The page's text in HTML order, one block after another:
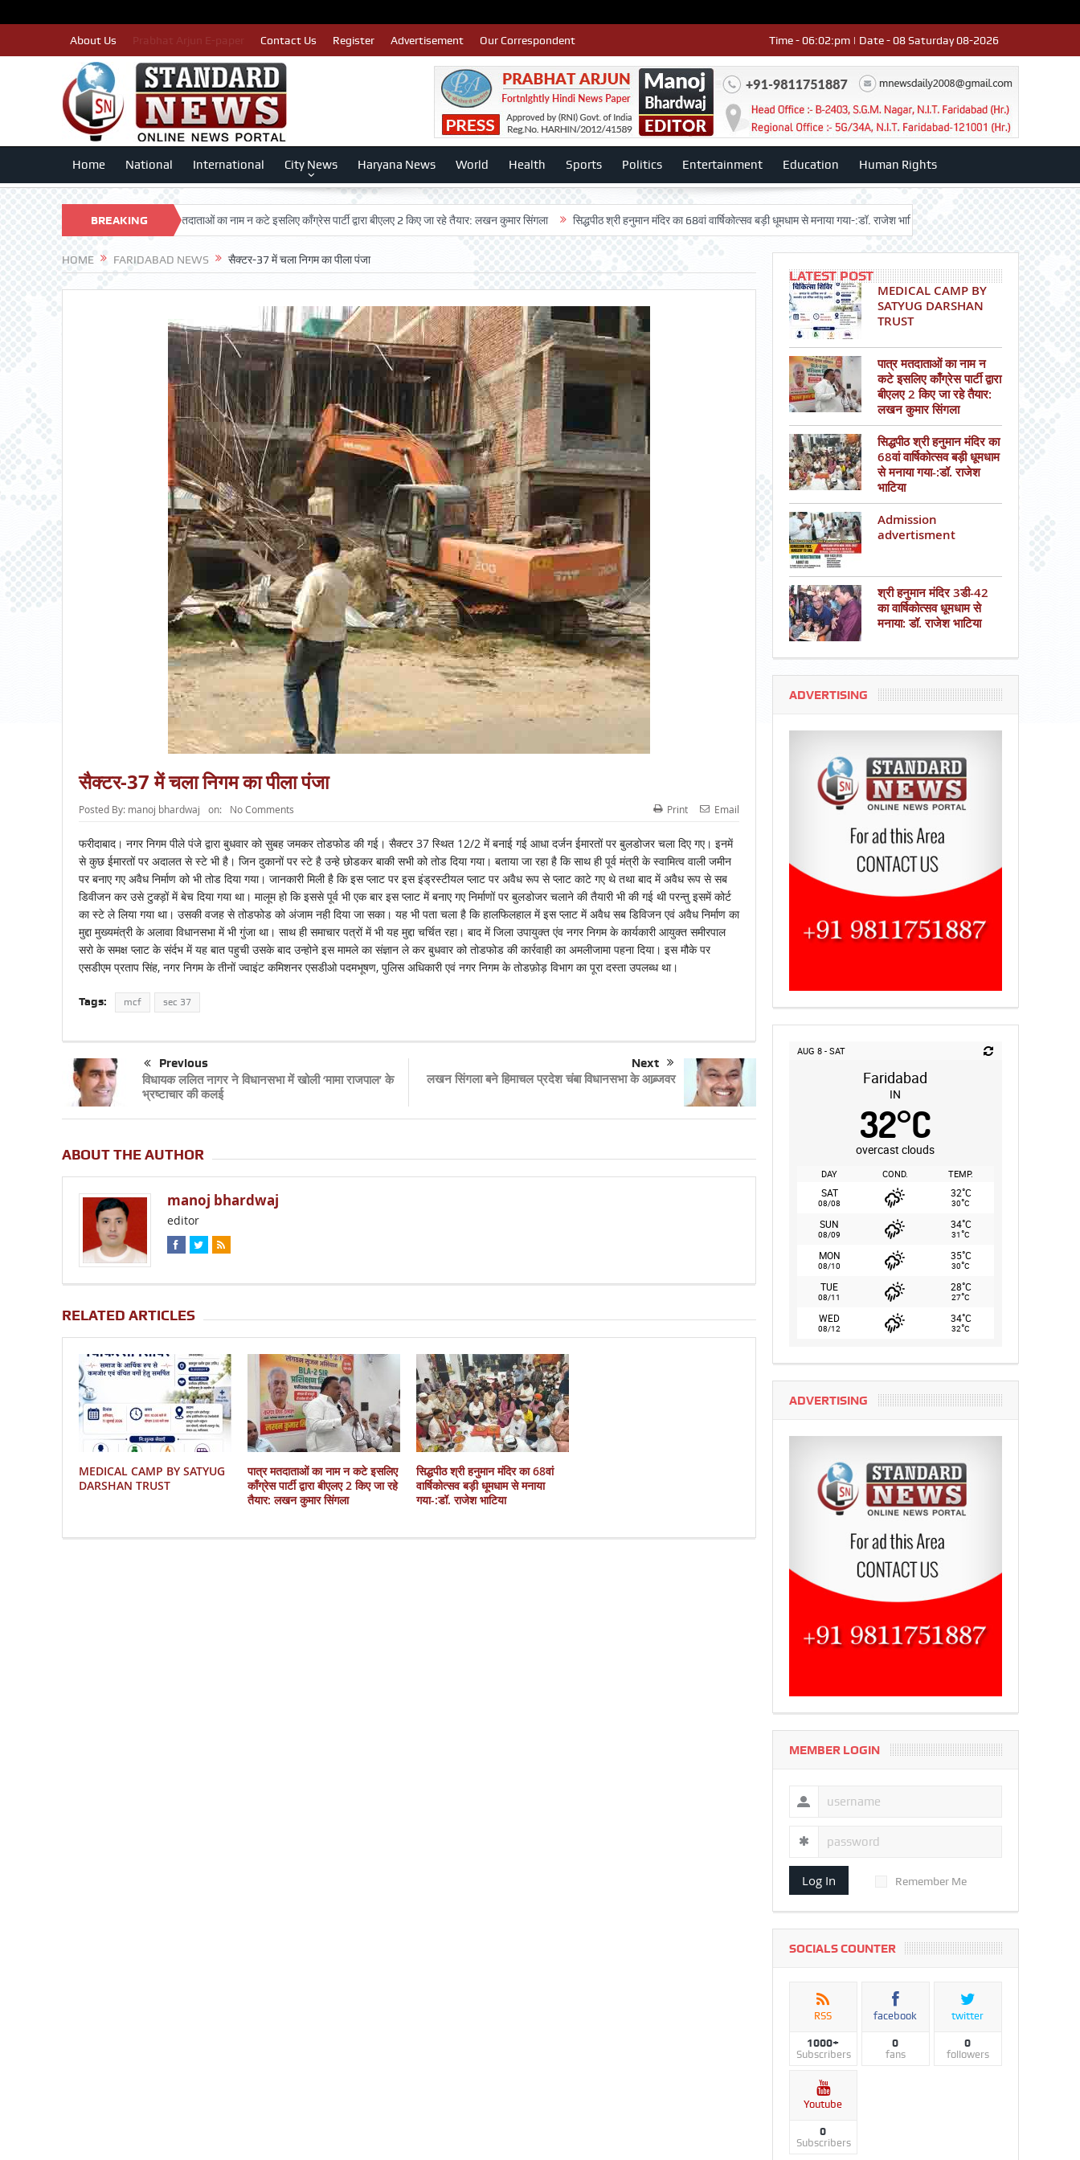
About Us Contact Us Register Advertisement Our Correspondent Time - 06:02:pm | Date - 08 Saturday 08-2026
Home National International City News Haryana News World Health Sports Politics Entertainment Education Human Rights
BREAKING
NEWS
TRUST पात्र मतदाताओं का नाम न कटे इसलिए काँग्रेस पार्टी द्वारा बीएलए 2 किए जा रहे तैयार: लखन कुमार सिंगला सिद्धपीठ श्री हनुमान मंदिर का 68वां वार्षिकोत्सव बड़ी धूमधाम से मनाया गया-:डॉ. राजेश भाटिया Admission advertisment श्री
HOME FARIDABAD NEWS सैक्टर-37 में चला निगम का पीला पंजा
सैक्टर-37 में चला निगम का पीला पंजा
Posted By: manoj bhardwaj on: No Comments Print Email
फरीदाबाद। नगर निगम पीले पंजे द्वारा बुधवार को सुबह जमकर तोडफोड की गई। सैक्टर 37 स्थित 12/2 में बनाई गई आधा दर्जन ईमारतों पर बुलडोजर चला दिए गए। इनमें
से कुछ ईमारतों पर अदालत से स्टे भी है। जिन दुकानों पर स्टे है उन्हे छोडकर बाकी सभी को तोड दिया गया। बताया जा रहा है कि साथ ही पूर्व मंत्री के स्वामित्व वाली जमीन
पर बनाए गए अवैध निर्माण को भी तोड दिया गया। जानकारी मिली है कि इस प्लाट पर इस इंड्रस्टीयल प्लाट पर अवैध रूप से प्लाट काटे गए थे तथा बाद में अवैध रूप से सब
डिवीजन कर उसे टुक्ड़ों में बेच दिया गया था। मालूम हो कि इससे पूर्व भी एक बार इस प्लाट में बनाए गए निर्माणों पर बुलडोजर चलाने की तैयारी भी की गई थी परन्तु इसमें कोर्ट
का स्टे ले लिया गया था। उसकी वजह से तोडफोड को अंजाम नही दिया जा सका। यह भी पता चला है कि हालफिलहाल में इस प्लाट में अवैध सब डिविजन एवं अवैध निर्माण का
मुद्दा मुख्यमंत्री के अलावा विधानसभा में भी गुंजा था। साथ ही समाचार पत्रों में भी यह मुद्दा चर्चित रहा। बाद में जिला उपायुक्त एंव नगर निगम के कार्यकारी आयुक्त समीरपाल
सरो के समक्ष प्लाट के संर्दभ में यह बात पहुची उसके बाद उन्होने इस मामले का संज्ञान ले कर बुधवार को तोडफोड की कार्रवाही का अमलीजामा पहना दिया। इस मौके पर
एसडीएम प्रताप सिंह, नगर निगम के तीनों ज्वाइंट कमिशनर एसडीओ पदमभूषण, पुलिस अधिकारी एवं नगर निगम के तोडफ़ोड़ विभाग का पूरा दस्ता उपलब्ध था।
Tags: mcf sec 37
Previous
विधायक ललित नागर ने विधानसभा में खोली ‘मामा राजपाल’ के
भ्रष्टाचार की कलई
Next
लखन सिंगला बने हिमाचल प्रदेश चंबा विधानसभा के आब्र्जवर
ABOUT THE AUTHOR
manoj bhardwaj
editor
RELATED ARTICLES
MEDICAL CAMP BY SATYUG
DARSHAN TRUST
पात्र मतदाताओं का नाम न कटे इसलिए
काँग्रेस पार्टी द्वारा बीएलए 2 किए जा रहे
तैयार: लखन कुमार सिंगला
सिद्धपीठ श्री हनुमान मंदिर का 68वां
वार्षिकोत्सव बड़ी धूमधाम से मनाया
गया-:डॉ. राजेश भाटिया
LATEST POST
MEDICAL CAMP BY
SATYUG DARSHAN
TRUST
पात्र मतदाताओं का नाम न
कटे इसलिए काँग्रेस पार्टी द्वारा
बीएलए 2 किए जा रहे तैयार:
लखन कुमार सिंगला
सिद्धपीठ श्री हनुमान मंदिर का
68वां वार्षिकोत्सव बड़ी धूमधाम
से मनाया गया-:डॉ. राजेश
भाटिया
Admission
advertisment
श्री हनुमान मंदिर 3डी-42
का वार्षिकोत्सव धूमधाम से
मनाया: डॉ. राजेश भाटिया
ADVERTISING
AUG 8 - SAT
Faridabad
IN
32°C
overcast clouds
DAY COND. TEMP.
SAT
08/08
32°C
30°C
SUN
08/09
34°C
31°C
MON
08/10
35°C
30°C
TUE
08/11
28°C
27°C
WED
08/12
34°C
32°C
ADVERTISING
MEMBER LOGIN
Log In Remember Me
SOCIALS COUNTER
RSS
1000+
Subscribers
facebook
0
fans
twitter
0
followers
Youtube
0
Subscribers